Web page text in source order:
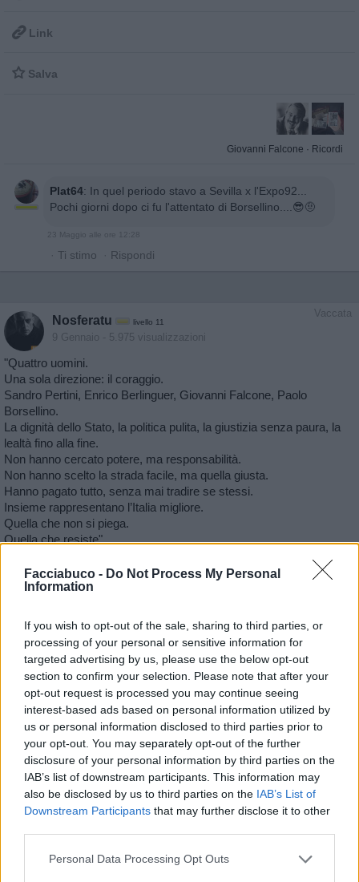
Facciabuco - Do Not Process My Personal
Information
If you wish to opt-out of the sale, sharing to third parties, or
processing of your personal or sensitive information for
targeted advertising by us, please use the below opt-out
section to confirm your selection. Please note that after your
opt-out request is processed you may continue seeing
interest-based ads based on personal information utilized by
us or personal information disclosed to third parties prior to
your opt-out. You may separately opt-out of the further
disclosure of your personal information by third parties on the
IAB’s list of downstream participants. This information may
also be disclosed by us to third parties on the IAB’s List of
Downstream Participants that may further disclose it to other
Personal Data Processing Opt Outs
 Link
 Salva
Giovanni Falcone · Ricordi
Plat64: In quel periodo stavo a Sevilla x l'Expo92...
Pochi giorni dopo ci fu l'attentato di Borsellino....😎🤨
23 Maggio alle ore 12:28
· Ti stimo · Rispondi
Vaccata
Nosferatu livello 11
9 Gennaio - 5.975 visualizzazioni
"Quattro uomini.
Una sola direzione: il coraggio.
Sandro Pertini, Enrico Berlinguer, Giovanni Falcone, Paolo
Borsellino.
La dignità dello Stato, la politica pulita, la giustizia senza paura, la
lealtà fino alla fine.
Non hanno cercato potere, ma responsabilità.
Non hanno scelto la strada facile, ma quella giusta.
Hanno pagato tutto, senza mai tradire se stessi.
Insieme rappresentano l’Italia migliore.
Quella che non si piega.
Quella che resiste".